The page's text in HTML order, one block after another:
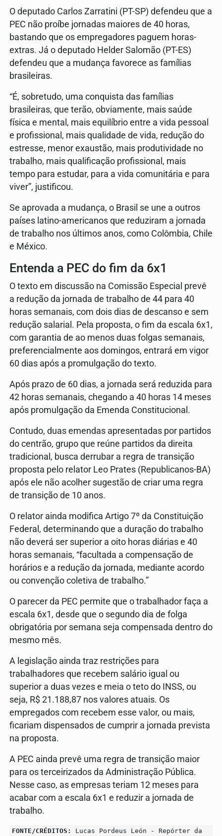
O deputado Carlos Zarratini (PT-SP) defendeu que a
PEC não proíbe jornadas maiores de 40 horas,
bastando que os empregadores paguem horas-
extras. Já o deputado Helder Salomão (PT-ES)
defendeu que a mudança favorece as famílias
brasileiras.
“É, sobretudo, uma conquista das famílias
brasileiras, que terão, obviamente, mais saúde
física e mental, mais equilíbrio entre a vida pessoal
e profissional, mais qualidade de vida, redução do
estresse, menor exaustão, mais produtividade no
trabalho, mais qualificação profissional, mais
tempo para estudar, para a vida comunitária e para
viver”, justificou.
Se aprovada a mudança, o Brasil se une a outros
países latino-americanos que reduziram a jornada
de trabalho nos últimos anos, como Colômbia, Chile
e México.
Entenda a PEC do fim da 6x1
O texto em discussão na Comissão Especial prevê
a redução da jornada de trabalho de 44 para 40
horas semanais, com dois dias de descanso e sem
redução salarial. Pela proposta, o fim da escala 6x1,
com garantia de ao menos duas folgas semanais,
preferencialmente aos domingos, entrará em vigor
60 dias após a promulgação do texto.
Após prazo de 60 dias, a jornada será reduzida para
42 horas semanais, chegando a 40 horas 14 meses
após promulgação da Emenda Constitucional.
Contudo, duas emendas apresentadas por partidos
do centrão, grupo que reúne partidos da direita
tradicional, busca derrubar a regra de transição
proposta pelo relator Leo Prates (Republicanos-BA)
após ele não acolher sugestão de criar uma regra
de transição de 10 anos.
O relator ainda modifica Artigo 7º da Constituição
Federal, determinando que a duração do trabalho
não deverá ser superior a oito horas diárias e 40
horas semanais, “facultada a compensação de
horários e a redução da jornada, mediante acordo
ou convenção coletiva de trabalho.”
O parecer da PEC permite que o trabalhador faça a
escala 6x1, desde que o segundo dia de folga
obrigatória por semana seja compensada dentro do
mesmo mês.
A legislação ainda traz restrições para
trabalhadores que recebem salário igual ou
superior a duas vezes e meia o teto do INSS, ou
seja, R$ 21.188,87 nos valores atuais. Os
empregados com recebem esse valor, ou mais,
ficariam dispensados de cumprir a jornada prevista
na proposta.
A PEC ainda prevê uma regra de transição maior
para os terceirizados da Administração Pública.
Nesse caso, as empresas teriam 12 meses para
acabar com a escala 6x1 e reduzir a jornada de
trabalho.
FONTE/CRÉDITOS:
Lucas Pordeus León - Repórter da